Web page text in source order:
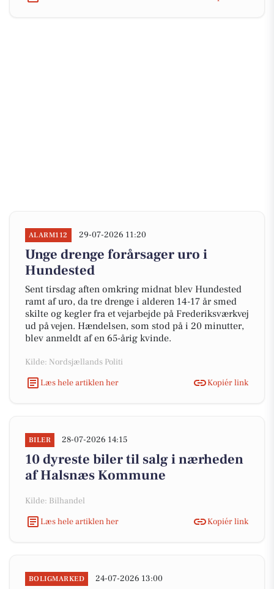
ALARM112 29-07-2026 11:20
Unge drenge forårsager uro i
Hundested
Sent tirsdag aften omkring midnat blev Hundested
ramt af uro, da tre drenge i alderen 14-17 år smed
skilte og kegler fra et vejarbejde på Frederiksværkvej
ud på vejen. Hændelsen, som stod på i 20 minutter,
blev anmeldt af en 65-årig kvinde.
Kilde: Nordsjællands Politi
Læs hele artiklen her
Kopiér link
BILER 28-07-2026 14:15
10 dyreste biler til salg i nærheden
af Halsnæs Kommune
Kilde: Bilhandel
Læs hele artiklen her
Kopiér link
BOLIGMARKED 24-07-2026 13:00